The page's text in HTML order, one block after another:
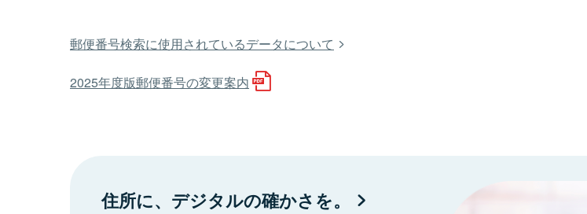
郵便番号検索に使用されているデータについて
2025年度版郵便番号の変更案内
住所に、デジタルの確かさを。